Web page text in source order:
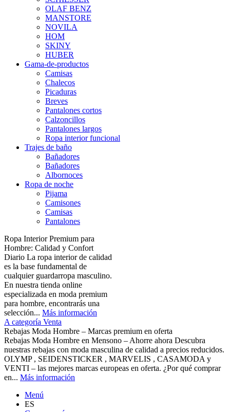
OLAF BENZ
MANSTORE
NOVILA
HOM
SKINY
HUBER
Gama-de-productos
Camisas
Chalecos
Picaduras
Breves
Pantalones cortos
Calzoncillos
Pantalones largos
Ropa interior funcional
Trajes de baño
Bañadores
Bañadores
Albornoces
Ropa de noche
Pijama
Camisones
Camisas
Pantalones
Ropa Interior Premium para
Hombre: Calidad y Confort
Diario La ropa interior de calidad
es la base fundamental de
cualquier guardarropa masculino.
En nuestra tienda online
especializada en moda premium
para hombre, encontrarás una
selección... Más información
A categoría Venta
Rebajas Moda Hombre – Marcas premium en oferta
Rebajas Moda Hombre en Mensono – Ahorre ahora Descubra
nuestras rebajas con moda masculina de calidad a precios reducidos.
OLYMP , SEIDENSTICKER , MARVELIS , CASAMODA y
VENTI – las mejores marcas europeas en oferta. ¿Por qué comprar
en... Más información
Menú
ES